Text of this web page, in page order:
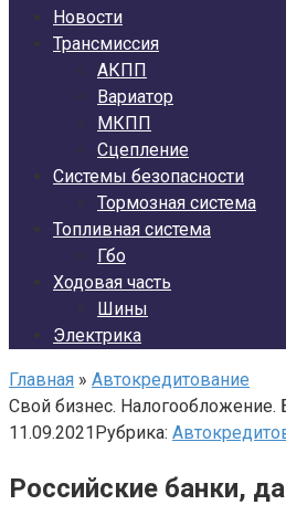
Новости
Трансмиссия
АКПП
Вариатор
МКПП
Сцепление
Системы безопасности
Тормозная система
Топливная система
Гбо
Ходовая часть
Шины
Электрика
Главная » Автокредитование
Свой бизнес. Налогообложение.
11.09.2021Рубрика:
Российские банки,